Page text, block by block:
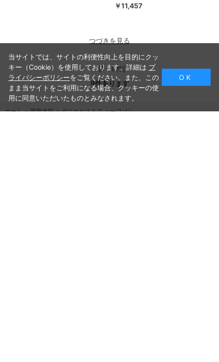
￥11,457
つづきを見る
[1～8件]
9件あります
ホーム >固形水彩 >ダニエルスミス ハーフパン
当サイトでは、サイトの利便性向上を目的にクッ
キー（Cookie）を使用しております。詳細は プ
ライバシーポリシーをご覧ください。また、この
まま当サイトをご利用になる場合、クッキーの使
用に同意いただいたものとみなされます。
O K